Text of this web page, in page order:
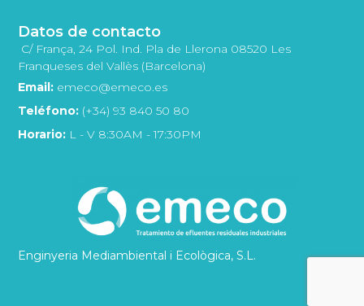
Enginyeria Mediambiental i Ecològica, S.L.
Datos de contacto
C/ França, 24 Pol. Ind. Pla de Llerona 08520 Les
Franqueses del Vallès (Barcelona)
Email: emeco@emeco.es
Teléfono: (+34) 93 840 50 80
Horario: L - V 8:30AM - 17:30PM